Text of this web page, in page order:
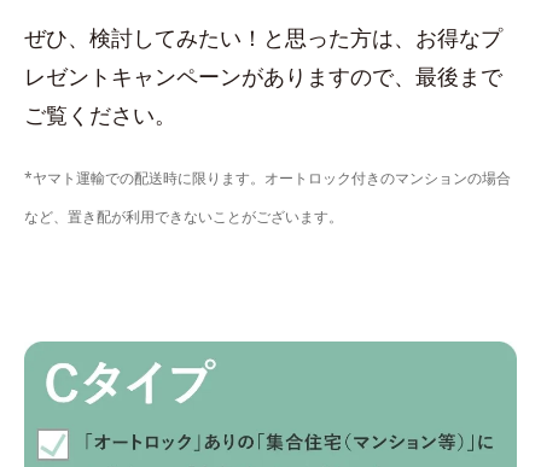
ぜひ、検討してみたい！と思った方は、お得なプ
レゼントキャンペーンがありますので、最後まで
ご覧ください。
*ヤマト運輸での配送時に限ります。オートロック付きのマンションの場合
など、置き配が利用できないことがございます。